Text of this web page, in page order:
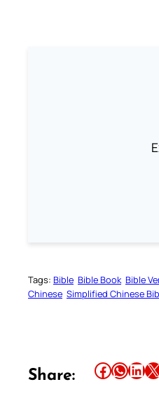
Tags: Bible Bible Book Bible
Chinese Simplified Chinese
Share: Share this article on Facebook Share this article on WhatsApp Share this article on LinkedIn Share this article on X